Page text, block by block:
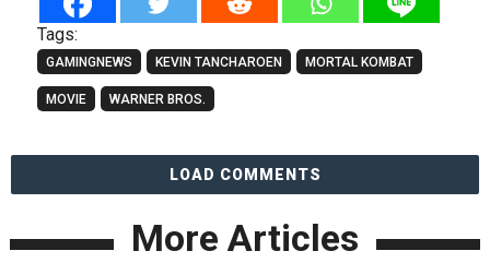
Tags:
GAMINGNEWS KEVIN TANCHAROEN MORTAL KOMBAT
MOVIE WARNER BROS.
LOAD COMMENTS
More Articles